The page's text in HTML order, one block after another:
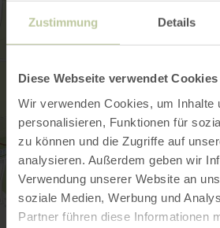
Zustimmung Details
Diese Webseite verwendet Cookies
Wir verwenden Cookies, um Inhalte
personalisieren, Funktionen für
zu können und die Zugriffe auf
analysieren. Außerdem geben wir
Verwendung unserer Website an
soziale Medien, Werbung und
Partner führen diese Informationen